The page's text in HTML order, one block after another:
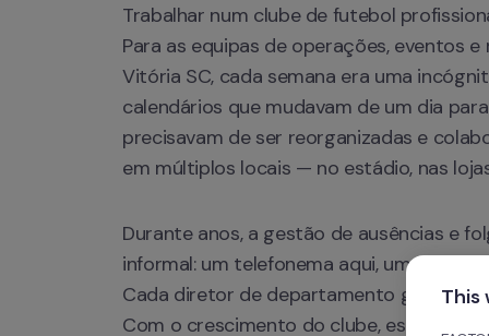
Trabalhar num clube de futebol
Para as equipas de operações, eventos
Vitória SC, cada semana era uma
calendários que mudavam de um dia
precisavam de ser reorganizadas e
em múltiplos locais — no estádio, nas
Durante anos, a gestão de ausências e
informal: um telefonema aqui, um e-mail
Cada diretor de departamento geria a
Com o crescimento do clube, este
This